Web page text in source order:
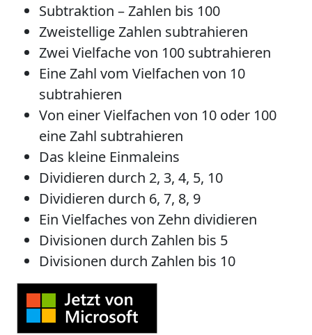
Subtraktion – Zahlen bis 100
Zweistellige Zahlen subtrahieren
Zwei Vielfache von 100 subtrahieren
Eine Zahl vom Vielfachen von 10
subtrahieren
Von einer Vielfachen von 10 oder 100
eine Zahl subtrahieren
Das kleine Einmaleins
Dividieren durch 2, 3, 4, 5, 10
Dividieren durch 6, 7, 8, 9
Ein Vielfaches von Zehn dividieren
Divisionen durch Zahlen bis 5
Divisionen durch Zahlen bis 10